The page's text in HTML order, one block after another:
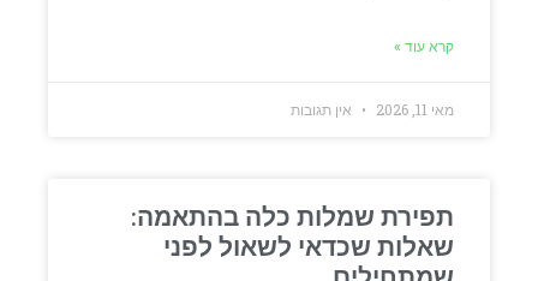
קרא עוד »
מאי 11, 2026 אין תגובות
תפירת שמלות כלה בהתאמה:
שאלות שכדאי לשאול לפני